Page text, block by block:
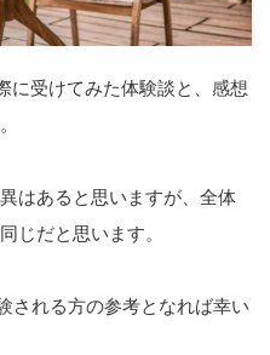
に受けてみた体験談と、感想
はあると思いますが、全体
じだと思います。
される方の参考となれば幸い